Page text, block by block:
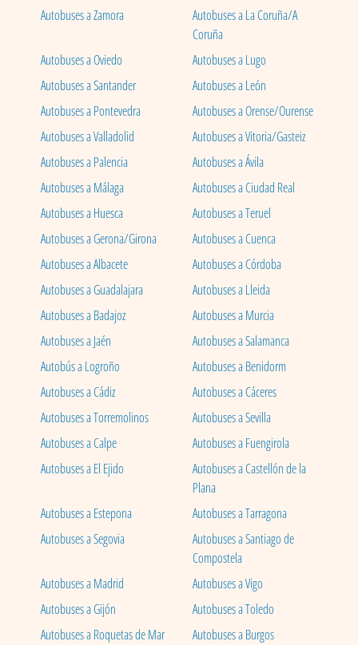
Autobuses a Zamora
Autobuses a La Coruña/A
Coruña
Autobuses a Oviedo
Autobuses a Lugo
Autobuses a Santander
Autobuses a León
Autobuses a Pontevedra
Autobuses a Orense/Ourense
Autobuses a Valladolid
Autobuses a Vitoria/Gasteiz
Autobuses a Palencia
Autobuses a Ávila
Autobuses a Málaga
Autobuses a Ciudad Real
Autobuses a Huesca
Autobuses a Teruel
Autobuses a Gerona/Girona
Autobuses a Cuenca
Autobuses a Albacete
Autobuses a Córdoba
Autobuses a Guadalajara
Autobuses a Lleida
Autobuses a Badajoz
Autobuses a Murcia
Autobuses a Jaén
Autobuses a Salamanca
Autobús a Logroño
Autobuses a Benidorm
Autobuses a Cádiz
Autobuses a Cáceres
Autobuses a Torremolinos
Autobuses a Sevilla
Autobuses a Calpe
Autobuses a Fuengirola
Autobuses a El Ejido
Autobuses a Castellón de la
Plana
Autobuses a Estepona
Autobuses a Tarragona
Autobuses a Segovia
Autobuses a Santiago de
Compostela
Autobuses a Madrid
Autobuses a Vigo
Autobuses a Gijón
Autobuses a Toledo
Autobuses a Roquetas de Mar
Autobuses a Burgos